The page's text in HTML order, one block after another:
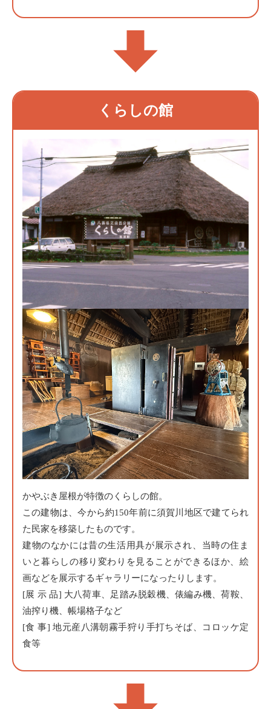
くらしの館
かやぶき屋根が特徴のくらしの館。
この建物は、今から約150年前に須賀川地区で建てられ
た民家を移築したものです。
建物のなかには昔の生活用具が展示され、当時の住ま
いと暮らしの移り変わりを見ることができるほか、絵
画などを展示するギャラリーになったりします。
[展 示 品] 大八荷車、足踏み脱穀機、俵編み機、荷鞍、
油搾り機、帳場格子など
[食 事] 地元産八溝朝霧手狩り手打ちそば、コロッケ定
食等